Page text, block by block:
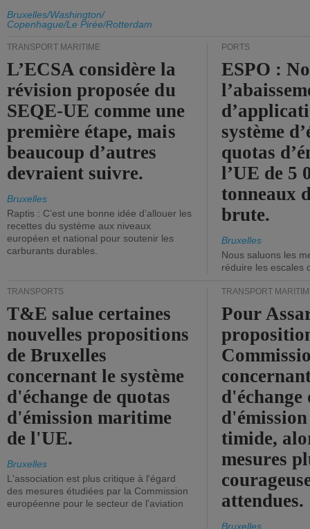
Bruxelles/Washington/
Copenhague/Le Pirée/Rotterdam
TRANSPORT MARITIME
L’ECSA considère la
révision proposée du
SEQE-UE comme une
première étape, mais
beaucoup d’autres
devraient suivre.
Bruxelles
Raptis : C’est une bonne idée d’allouer les
recettes du système aux niveaux
européen et national pour soutenir les
carburants durables.
PORTS
ESPO :
système
quotas
l’UE de 5
tonneaux
brute.
Bruxelles
Nous saluons les
réduire les escales
TRANSPORTS
T&E salue certaines
nouvelles propositions
de Bruxelles
concernant le système
d'échange de quotas
d'émission maritime
de l'UE.
Bruxelles
L'association est plus critique à l'égard
des mesures étudiées par la Commission
européenne pour le secteur de l'aviation
TRANSPORT
Pour
d'échange
timide,
mesures
attendues.
Bruxelles